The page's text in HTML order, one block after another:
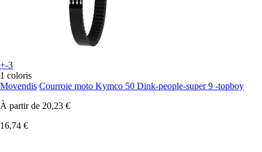
+-3
1 coloris
Movendis Courroie moto Kymco 50 Dink-people-super 9 -topboy
À partir de 20,23 €
16,74 €